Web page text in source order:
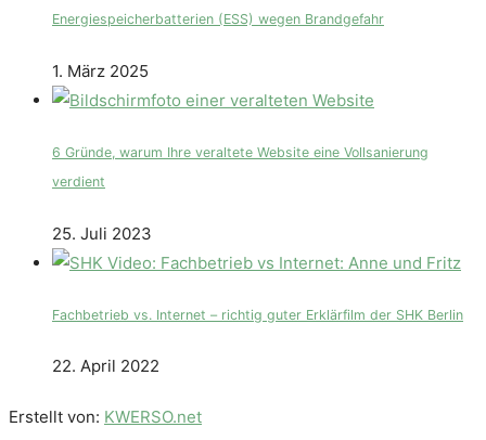
Energiespeicherbatterien (ESS) wegen Brandgefahr
1. März 2025
6 Gründe, warum Ihre veraltete Website eine Vollsanierung
verdient
25. Juli 2023
Fachbetrieb vs. Internet – richtig guter Erklärfilm der SHK Berlin
22. April 2022
Erstellt von: KWERSO.net